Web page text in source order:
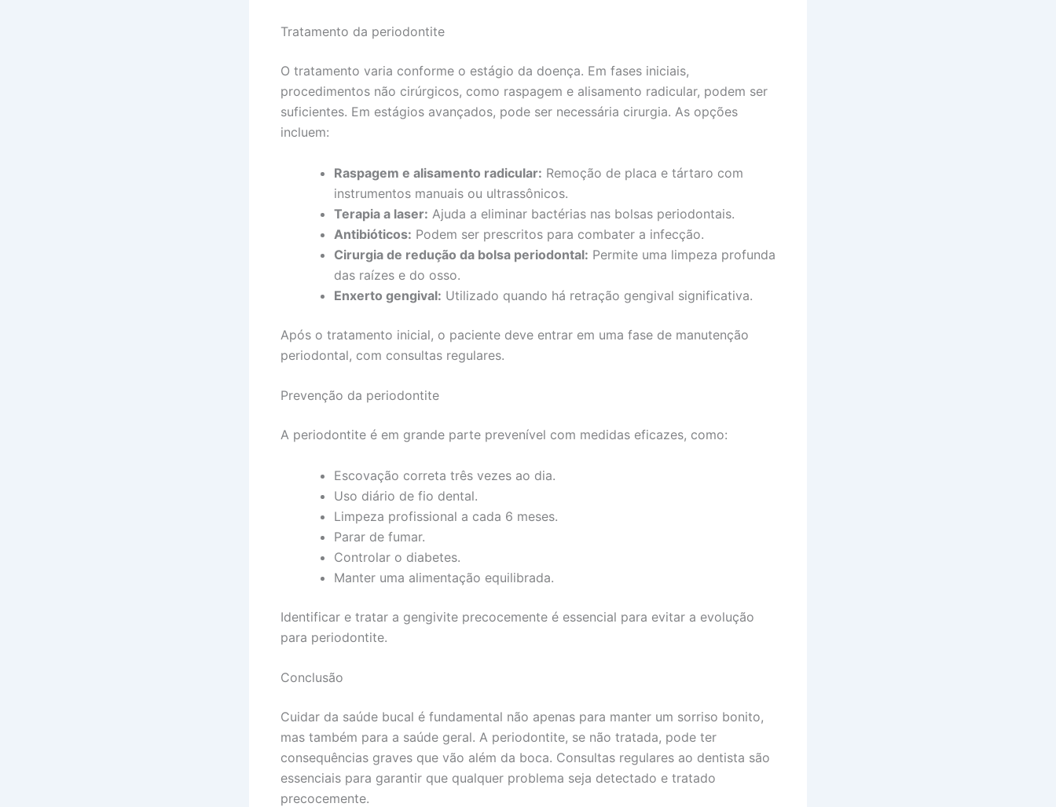
Tratamento da periodontite
O tratamento varia conforme o estágio da doença. Em fases iniciais,
procedimentos não cirúrgicos, como raspagem e alisamento radicular, podem ser
suficientes. Em estágios avançados, pode ser necessária cirurgia. As opções
incluem:
Raspagem e alisamento radicular: Remoção de placa e tártaro com
instrumentos manuais ou ultrassônicos.
Terapia a laser: Ajuda a eliminar bactérias nas bolsas periodontais.
Antibióticos: Podem ser prescritos para combater a infecção.
Cirurgia de redução da bolsa periodontal: Permite uma limpeza profunda
das raízes e do osso.
Enxerto gengival: Utilizado quando há retração gengival significativa.
Após o tratamento inicial, o paciente deve entrar em uma fase de manutenção
periodontal, com consultas regulares.
Prevenção da periodontite
A periodontite é em grande parte prevenível com medidas eficazes, como:
Escovação correta três vezes ao dia.
Uso diário de fio dental.
Limpeza profissional a cada 6 meses.
Parar de fumar.
Controlar o diabetes.
Manter uma alimentação equilibrada.
Identificar e tratar a gengivite precocemente é essencial para evitar a evolução
para periodontite.
Conclusão
Cuidar da saúde bucal é fundamental não apenas para manter um sorriso bonito,
mas também para a saúde geral. A periodontite, se não tratada, pode ter
consequências graves que vão além da boca. Consultas regulares ao dentista são
essenciais para garantir que qualquer problema seja detectado e tratado
precocemente.